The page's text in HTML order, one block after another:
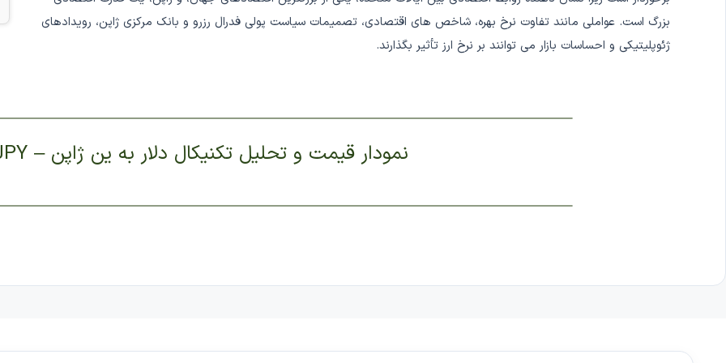
بزرگ است. عواملی مانند تفاوت نرخ بهره، شاخص های اقتصادی، تصمیمات سیاست پولی فدرال رزرو و بانک مرکزی ژاپن، رویدادهای
ژئوپلیتیکی و احساسات بازار می توانند بر نرخ ارز تأثیر بگذارند.
نمودار قیمت و تحلیل تکنیکال دلار به ین ژاپن – USDJPY